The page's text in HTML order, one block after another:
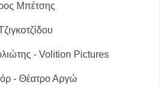
Μπέτσης
- Volition Pictures
- Θέατρο Αργώ